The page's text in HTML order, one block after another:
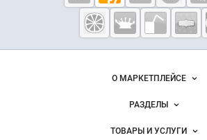
Eqinfo.ru —
пищевое
оборудование
и упаковка
Важные разделы и контакты
Навигация по сайтуО МАРКЕТПЛЕЙСЕ
Новости Eqinfo.ru
Размещение рекламы
РАЗДЕЛЫ
Объявления
ТОВАРЫ И УСЛУГИ